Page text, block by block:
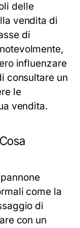
delle
vendita di
di
influenzare
consultare un
le
vendita.
come la
di
con un